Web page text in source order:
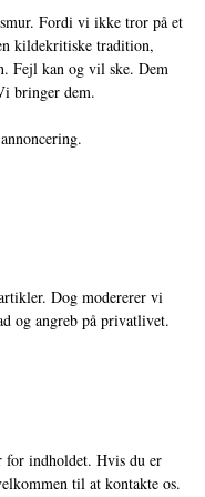
Fordi vi ikke tror på et
kildekritiske tradition,
Fejl kan og vil ske. Dem
bringer dem.
Dog modererer vi
og angreb på privatlivet.
for indholdet. Hvis du er
til at kontakte os.